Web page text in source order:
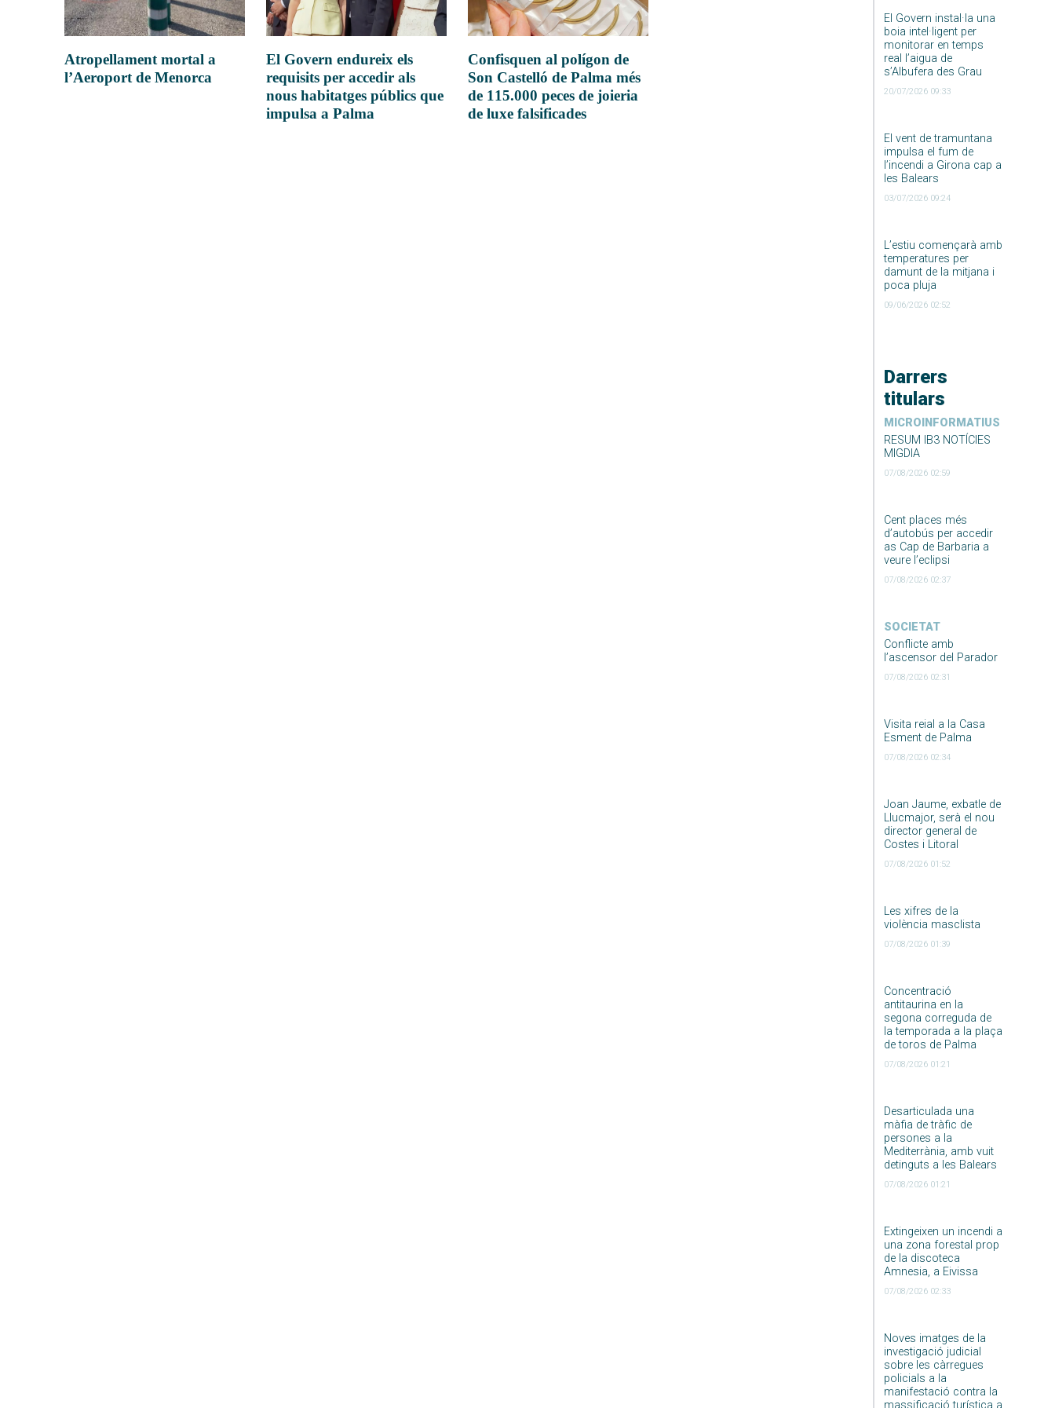
El Govern instal·la una
boia intel·ligent per
monitorar en temps
real l’aigua de
s’Albufera des Grau
20/07/2026 09:33
El vent de tramuntana
impulsa el fum de
l’incendi a Girona cap a
les Balears
03/07/2026 09:24
L’estiu començarà amb
temperatures per
damunt de la mitjana i
poca pluja
09/06/2026 02:52
Darrers
titulars
MICROINFORMATIUS
RESUM IB3 NOTÍCIES
MIGDIA
07/08/2026 02:59
Cent places més
d’autobús per accedir
as Cap de Barbaria a
veure l’eclipsi
07/08/2026 02:37
SOCIETAT
Conflicte amb
l’ascensor del Parador
07/08/2026 02:31
Visita reial a la Casa
Esment de Palma
07/08/2026 02:34
Joan Jaume, exbatle de
Llucmajor, serà el nou
director general de
Costes i Litoral
07/08/2026 01:52
Les xifres de la
violència masclista
07/08/2026 01:39
Concentració
antitaurina en la
segona correguda de
la temporada a la plaça
de toros de Palma
07/08/2026 01:21
Desarticulada una
màfia de tràfic de
persones a la
Mediterrània, amb vuit
detinguts a les Balears
07/08/2026 01:21
Extingeixen un incendi a
una zona forestal prop
de la discoteca
Amnesia, a Eivissa
07/08/2026 02:33
Noves imatges de la
investigació judicial
sobre les càrregues
policials a la
manifestació contra la
massificació turística a
Atropellament mortal a
l’Aeroport de Menorca
El Govern endureix els
requisits per accedir als
nous habitatges públics que
impulsa a Palma
Confisquen al polígon de
Son Castelló de Palma més
de 115.000 peces de joieria
de luxe falsificades